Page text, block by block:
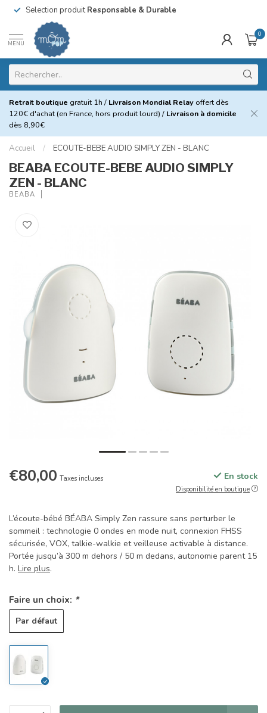
Selection produitResponsable & Durable
MENU
0
Retrait boutique gratuit 1h / Livraison Mondial Relay offert dès
120€ d'achat (en France, hors produit lourd) / Livraison à domicile
dès 8,90€
Accueil / ECOUTE-BEBE AUDIO SIMPLY ZEN - BLANC
BEABA ECOUTE-BEBE AUDIO SIMPLY
ZEN - BLANC
BEABA
€80,00 Taxes incluses En stock
Disponibilité en boutique
L’écoute-bébé BÉABA Simply Zen rassure sans perturber le
sommeil : technologie 0 ondes en mode nuit, connexion FHSS
sécurisée, VOX, talkie-walkie et veilleuse activable à distance.
Portée jusqu’à 300 m dehors / 50 m dedans, autonomie parent 15
h. Lire plus.
Faire un choix: *
Par défaut